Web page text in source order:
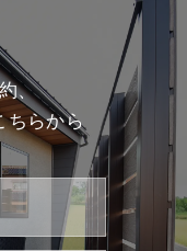
、
ちらから